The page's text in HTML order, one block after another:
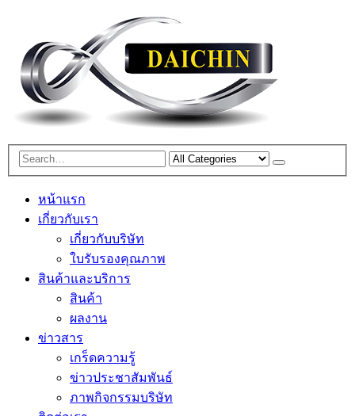
หน้าแรก
เกี่ยวกับเรา
เกี่ยวกับบริษัท
ใบรับรองคุณภาพ
สินค้าและบริการ
สินค้า
ผลงาน
ข่าวสาร
เกร็ดความรู้
ข่าวประชาสัมพันธ์
ภาพกิจกรรมบริษัท